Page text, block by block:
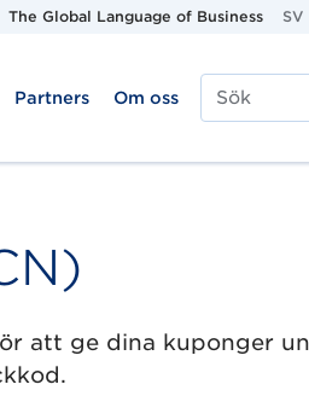
The Global Language of Business SV
Partners
Om oss
att ge dina kuponger